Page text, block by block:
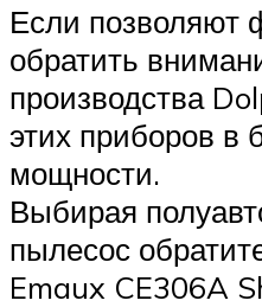
Если позволяют
обратить
производства
этих приборов в
мощности.
Выбирая
пылесос
Emaux CE306A